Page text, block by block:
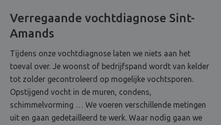
Verregaande vochtdiagnose Sint-
Amands
Tijdens onze vochtdiagnose laten we niets aan het
toeval over. Je woonst of bedrijfspand wordt van kelder
tot zolder gecontroleerd op mogelijke vochtsporen.
Opstijgend vocht in de muren, condens,
schimmelvorming … We voeren verschillende metingen
uit en gaan gedetailleerd te werk. Waar nodig gaan we